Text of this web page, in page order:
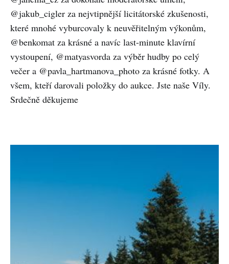
@jakub_cigler za nejvtipnější licitátorské zkušenosti,
které mnohé vyburcovaly k neuvěřitelným výkonům,
@benkomat za krásné a navíc last-minute klavírní
vystoupení, @matyasvorda za výběr hudby po celý
večer a @pavla_hartmanova_photo za krásné fotky. A
všem, kteří darovali položky do aukce. Jste naše Víly.
Srdečně děkujeme